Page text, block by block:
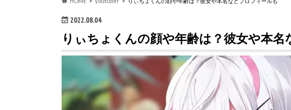
2022.08.04
りぃちょくんの顔や年齢は？彼女や本名